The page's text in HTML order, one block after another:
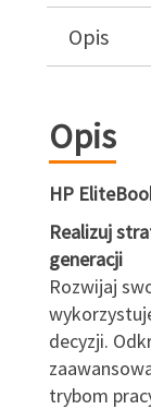
Opis
Opis
HP
Realizuj
generacji
Rozwijaj
decyzji.
trybom